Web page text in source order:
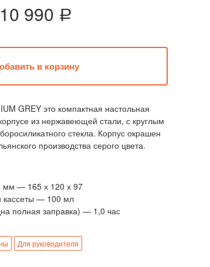
10 990 a
GREY это компактная настольная
из нержавеющей стали, с круглым
стекла. Корпус окрашен
производства серого цвета.
мм — 165 х 120 х 97
кассеты — 100 мл
полная заправка) — 1,0 час
Для руководителя